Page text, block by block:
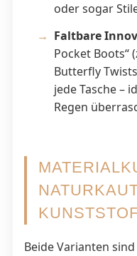
oder sogar
Faltbare
Pocket Boots“
Butterfly
jede Tasche –
Regen
Beide Varianten